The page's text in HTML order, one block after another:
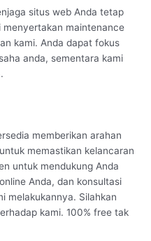
situs web Anda tetap
menyertakan maintenance
kami. Anda dapat fokus
anda, sementara kami
memberikan arahan
memastikan kelancaran
untuk mendukung Anda
Anda, dan konsultasi
melakukannya. Silahkan
kami. 100% free tak